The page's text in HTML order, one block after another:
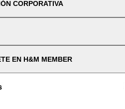
CORPORATIVA
EN H&M MEMBER